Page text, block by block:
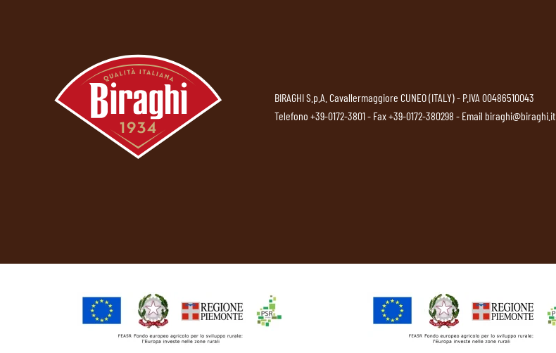
BIRAGHI S.p.A. Cavallermaggiore CUNEO (ITALY) - P.IVA 00486510043
Telefono +39-0172-3801- Fax +39-0172-380298 - Email biraghi@biraghi.it